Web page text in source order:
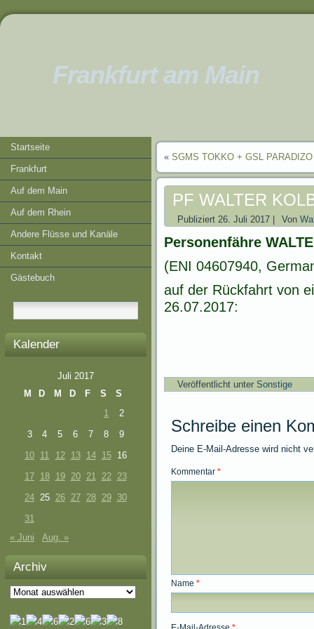
Frankfurt am Main
Startseite
Frankfurt
Auf dem Main
Auf dem Rhein
Andere Flüsse und Kanäle
Kontakt
Gästebuch
Kalender
Juli 2017
M
D M D F S
S
1
2
3
4 5 6 7 8
9
10 11 12 13 14 15
16
17 18 19 20 21 22 23
24 25 26 27 28 29
30
31
« Juni
Aug. »
Archiv
Archiv
« SGMS TOKKO + GSL
PF WALTER
Publiziert 26. Juli 2017 Von
Personenfähre
(ENI 04607940,
auf der Rückfahrt von
26.07.2017:
Veröffentlicht unter Sonstige
Schreibe einen
Deine E-Mail-Adresse wird nicht
Kommentar *
Name *